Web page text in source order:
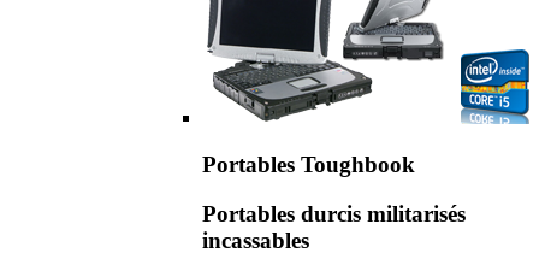
Portables Toughbook
Portables durcis militarisés
incassables